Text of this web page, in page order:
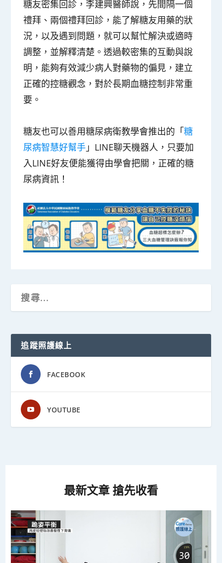
糖友密集回診，李建興醫師說，先間隔一個
禮拜、兩個禮拜回診，能了解糖友用藥的狀
況，以及遇到問題，就可以幫忙解決或適時
調整，並解釋清楚。透過較密集的互動與說
明，能夠有效減少病人對藥物的偏見，建立
正確的控糖觀念，對於長期血糖控制非常重
要。
糖友也可以善用糖尿病衛教學會推出的「糖
尿病智慧好幫手 」LINE聊天機器人，只要加
入LINE好友便能獲得由學會把關，正確的糖
尿病資訊！
追蹤照護線上
FACEBOOK
YOUTUBE
最新文章 搶先收看